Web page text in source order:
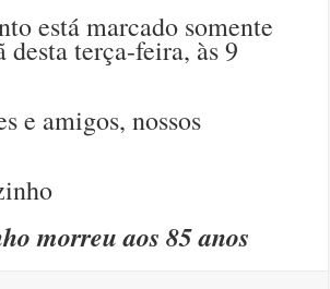
está marcado somente
desta terça-feira, às 9
e amigos, nossos
morreu aos 85 anos